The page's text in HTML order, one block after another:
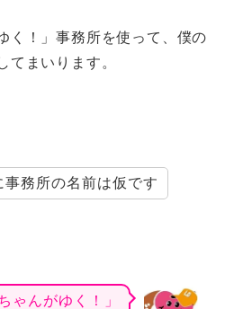
く！」事務所を使って、僕の
てまいります。
事務所の名前は仮です
ゃんがゆく！」